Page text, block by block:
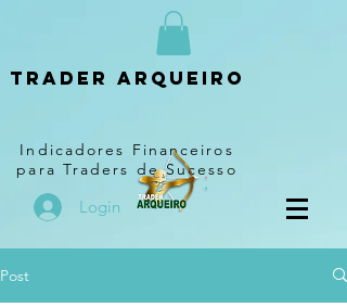
Trader arqueiro
Indicadores Financeiros
para Traders de Sucesso
Login
Post